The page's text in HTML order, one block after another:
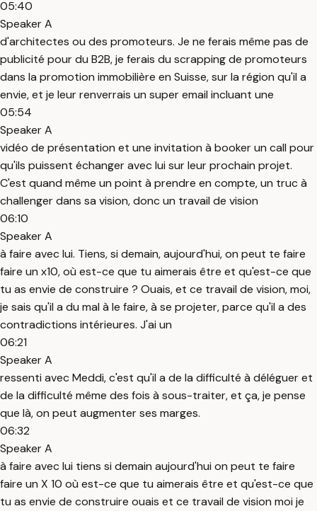
05:40
Speaker A
d'architectes ou des promoteurs. Je ne ferais même pas de
publicité pour du B2B, je ferais du scrapping de promoteurs
dans la promotion immobilière en Suisse, sur la région qu'il a
envie, et je leur renverrais un super email incluant une
05:54
Speaker A
vidéo de présentation et une invitation à booker un call pour
qu'ils puissent échanger avec lui sur leur prochain projet.
C'est quand même un point à prendre en compte, un truc à
challenger dans sa vision, donc un travail de vision
06:10
Speaker A
à faire avec lui. Tiens, si demain, aujourd'hui, on peut te faire
faire un x10, où est-ce que tu aimerais être et qu'est-ce que
tu as envie de construire ? Ouais, et ce travail de vision, moi,
je sais qu'il a du mal à le faire, à se projeter, parce qu'il a des
contradictions intérieures. J'ai un
06:21
Speaker A
ressenti avec Meddi, c'est qu'il a de la difficulté à déléguer et
de la difficulté même des fois à sous-traiter, et ça, je pense
que là, on peut augmenter ses marges.
06:32
Speaker A
à faire avec lui tiens si demain aujourd'hui on peut te faire
faire un X 10 où est-ce que tu aimerais être et qu'est-ce que
tu as envie de construire ouais et ce travail de vision moi je